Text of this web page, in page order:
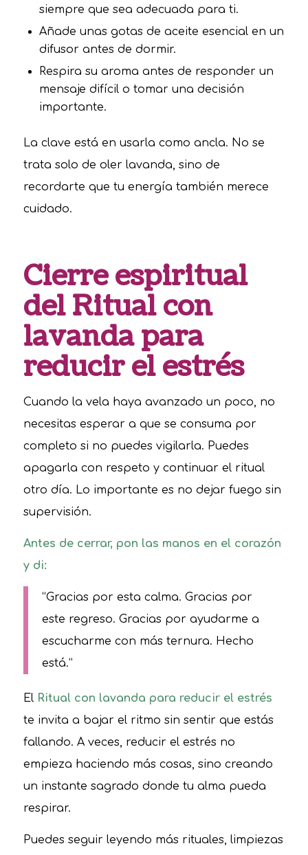
siempre que sea adecuada para ti.
Añade unas gotas de aceite esencial en un
difusor antes de dormir.
Respira su aroma antes de responder un
mensaje difícil o tomar una decisión
importante.
La clave está en usarla como ancla. No se
trata solo de oler lavanda, sino de
recordarte que tu energía también merece
cuidado.
Cierre espiritual
del Ritual con
lavanda para
reducir el estrés
Cuando la vela haya avanzado un poco, no
necesitas esperar a que se consuma por
completo si no puedes vigilarla. Puedes
apagarla con respeto y continuar el ritual
otro día. Lo importante es no dejar fuego sin
supervisión.
Antes de cerrar, pon las manos en el corazón
y di:
“Gracias por esta calma. Gracias por
este regreso. Gracias por ayudarme a
escucharme con más ternura. Hecho
está.”
El Ritual con lavanda para reducir el estrés
te invita a bajar el ritmo sin sentir que estás
fallando. A veces, reducir el estrés no
empieza haciendo más cosas, sino creando
un instante sagrado donde tu alma pueda
respirar.
Puedes seguir leyendo más rituales, limpiezas